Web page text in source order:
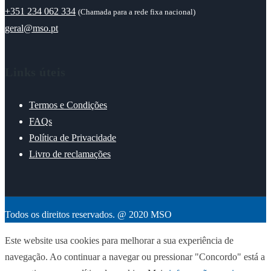
+351 234 062 334 (Chamada para a rede fixa nacional)
geral@mso.pt
Termos e Condições
FAQs
Política de Privacidade
Livro de reclamações
Todos os direitos reservados. @ 2020 MSO
Este website usa cookies para melhorar a sua experiência de
navegação. Ao continuar a navegar ou pressionar "Concordo" está a